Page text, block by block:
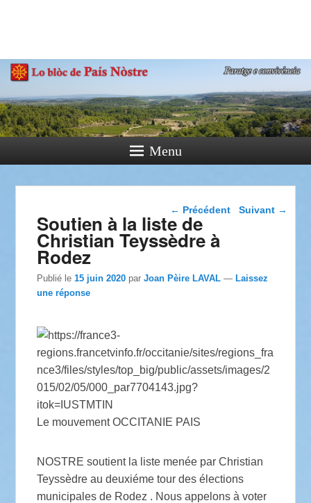
Paratge e Convivència
Menu
Navigation dans les
← Précédent Suivant →
Soutien à la liste de
Christian Teyssèdre à
Rodez
Publié le15 juin 2020 parJoan Pèire LAVAL —Laissez
une réponse
Le mouvement OCCITANIE PAIS
NOSTRE soutient la liste menée par Christian
Teyssèdre au deuxiéme tour des élections
municipales de Rodez . Nous appelons à voter